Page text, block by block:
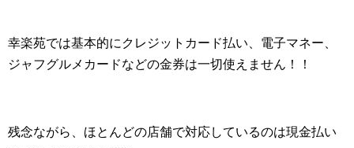
幸楽苑では基本的にクレジットカード払い、電子マネー、
ジャフグルメカードなどの金券は一切使えません！！
残念ながら、ほとんどの店舗で対応しているのは現金払い